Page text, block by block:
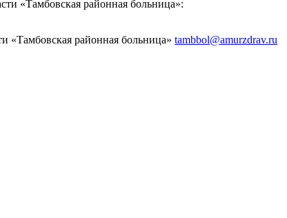
«Тамбовская районная больница»:
«Тамбовская районная больница» tambbol@amurzdrav.ru